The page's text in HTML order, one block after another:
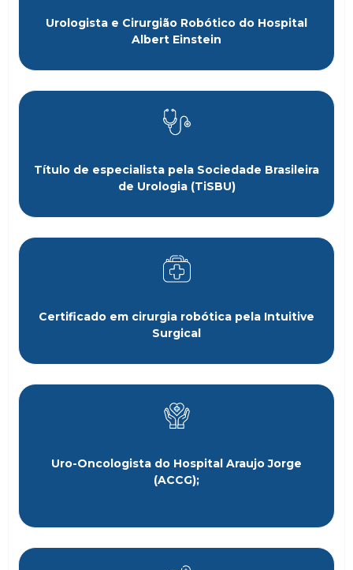
Urologista e Cirurgião Robótico do Hospital
Albert Einstein
Título de especialista pela Sociedade Brasileira
de Urologia (TiSBU)
Certificado em cirurgia robótica pela Intuitive
Surgical
Uro-Oncologista do Hospital Araujo Jorge
(ACCG);